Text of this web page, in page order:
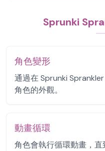
Sprunki
角色變形
通過在 Sprunki
角色的外觀。
動畫循環
角色會執行循環動畫，